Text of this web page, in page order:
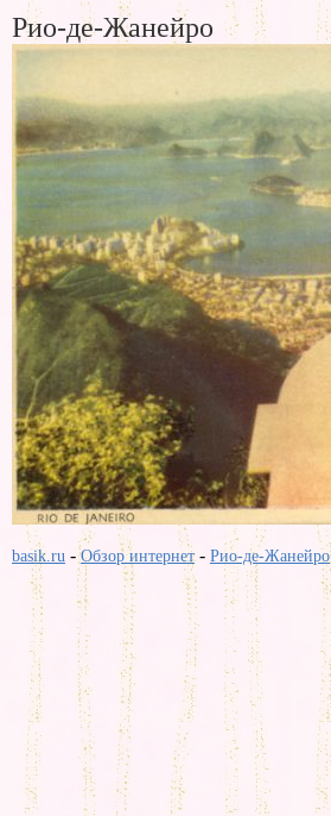
Рио-де-Жанейро
basik.ru -Обзор интернет - Рио-де-Жанейро